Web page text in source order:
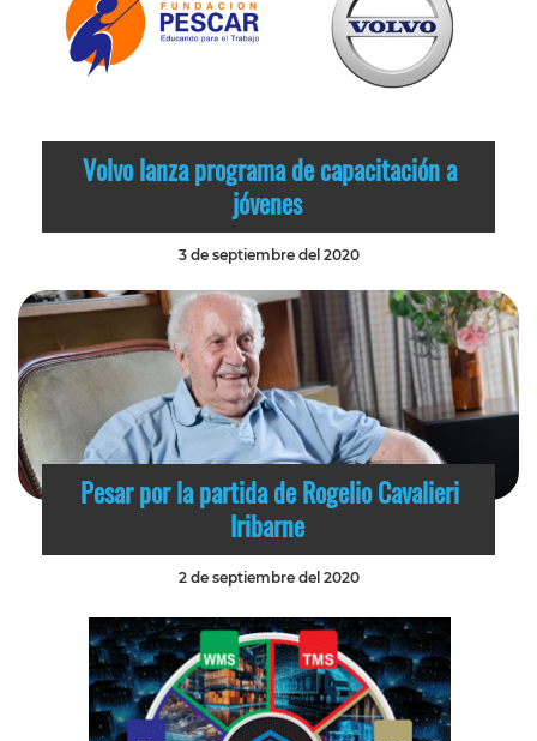
Volvo lanza programa de capacitación a
jóvenes
3 de septiembre del 2020
Pesar por la partida de Rogelio Cavalieri
Iribarne
2 de septiembre del 2020